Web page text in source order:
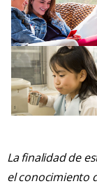
La finalidad de
el conocimiento